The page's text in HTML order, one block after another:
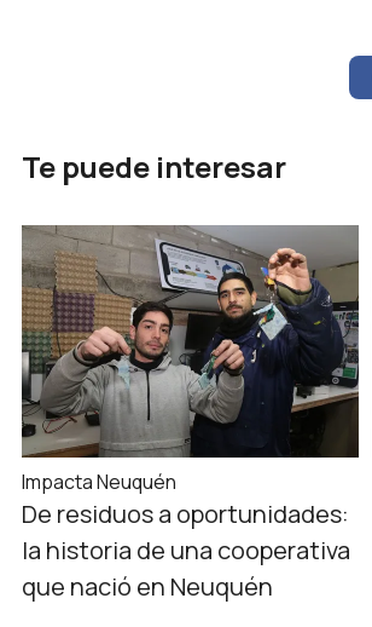
Te puede interesar
Impacta Neuquén
De residuos a oportunidades:
la historia de una cooperativa
que nació en Neuquén